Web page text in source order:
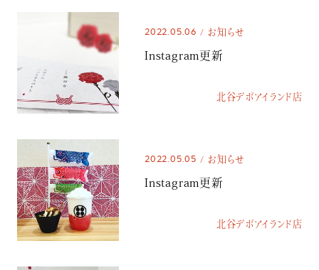
2022.05.06 お知らせ
Instagram更新
北谷デポアイランド店
2022.05.05 お知らせ
Instagram更新
北谷デポアイランド店